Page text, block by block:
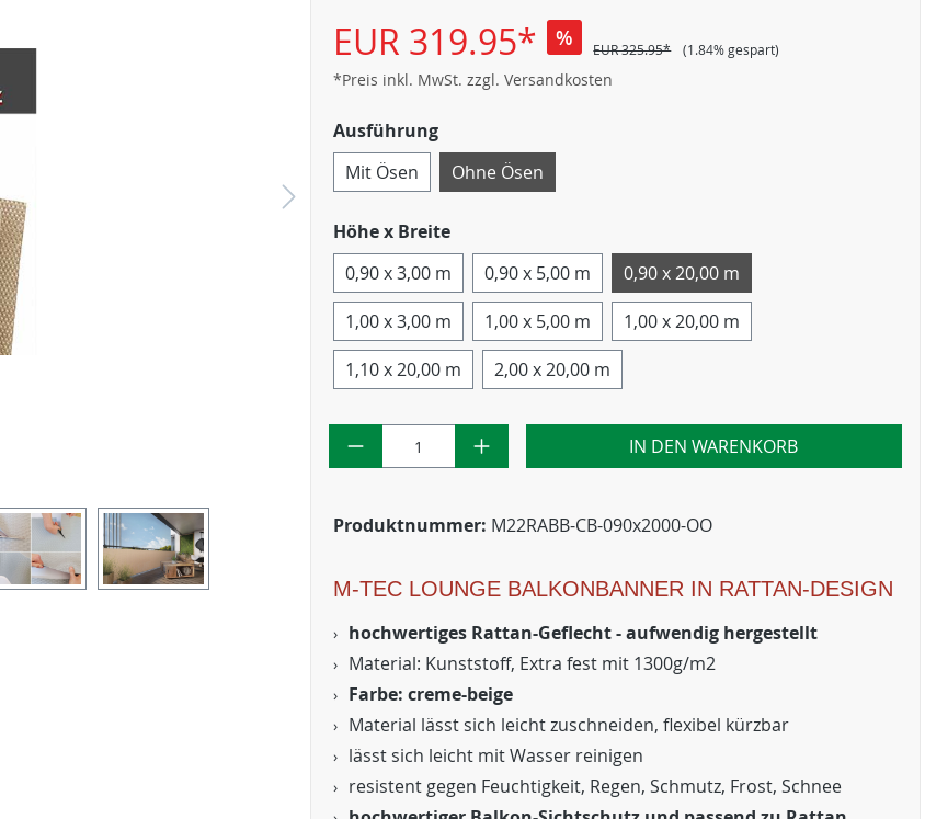
EUR 319.95* % EUR 325.95* (1.84% gespart)
*Preis inkl. MwSt. zzgl. Versandkosten
Ausführung
Mit Ösen
Ohne Ösen
Höhe x Breite
0,90 x 3,00 m
0,90 x 5,00 m
0,90 x 20,00 m
1,00 x 3,00 m
1,00 x 5,00 m
1,00 x 20,00 m
1,10 x 20,00 m
2,00 x 20,00 m
IN DEN WARENKORB
Produktnummer: M22RABB-CB-090x2000-OO
M-TEC LOUNGE BALKONBANNER IN RATTAN-DESIGN
hochwertiges Rattan-Geflecht - aufwendig hergestellt
Material: Kunststoff, Extra fest mit 1300g/m2
Farbe: creme-beige
Material lässt sich leicht zuschneiden, flexibel kürzbar
lässt sich leicht mit Wasser reinigen
resistent gegen Feuchtigkeit, Regen, Schmutz, Frost, Schnee